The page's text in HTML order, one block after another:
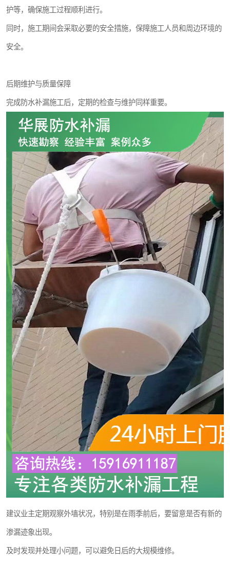
护等，确保施工过程顺利进行。
同时，施工期间会采取必要的安全措施，保障施工人员和周边环境的
安全。
后期维护与质量保障
完成防水补漏施工后，定期的检查与维护同样重要。
建议业主定期观察外墙状况，特别是在雨季前后，要留意是否有新的
渗漏迹象出现。
及时发现并处理小问题，可以避免日后的大规模维修。